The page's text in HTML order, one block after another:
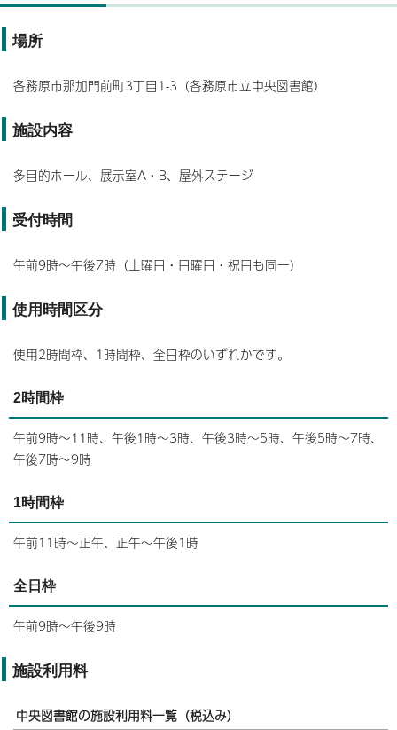
場所
各務原市那加門前町3丁目1-3（各務原市立中央図書館）
施設内容
多目的ホール、展示室A・B、屋外ステージ
受付時間
午前9時～午後7時（土曜日・日曜日・祝日も同一）
使用時間区分
使用2時間枠、1時間枠、全日枠のいずれかです。
2時間枠
午前9時～11時、午後1時～3時、午後3時～5時、午後5時～7時、
午後7時～9時
1時間枠
午前11時～正午、正午～午後1時
全日枠
午前9時～午後9時
施設利用料
中央図書館の施設利用料一覧（税込み）